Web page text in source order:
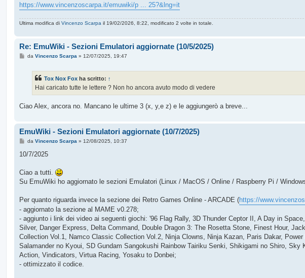
https://www.vincenzoscarpa.it/emuwiki/p ... 25?&lng=it
Ultima modifica di Vincenzo Scarpa il 19/02/2026, 8:22, modificato 2 volte in totale.
Re: EmuWiki - Sezioni Emulatori aggiornate (10/5/2025)
M
o
da Vincenzo Scarpa » 12/07/2025, 19:47
Tox Nox Fox ha scritto: ↑
Hai caricato tutte le lettere ? Non ho ancora avuto modo di vedere
Ciao Alex, ancora no. Mancano le ultime 3 (x, y,e z) e le aggiungerò a breve...
EmuWiki - Sezioni Emulatori aggiornate (10/7/2025)
M
s
g
i
da Vincenzo Scarpa» 12/08/2025, 10:37
10/7/2025
Ciao a tutti.
Su EmuWiki ho aggiornato le sezioni Emulatori (Linux / MacOS / Online / Raspberry Pi /
Per quanto riguarda invece la sezione dei Retro Games Online - ARCADE (https://
- aggiornato la sezione al MAME v0.278;
- aggiunto i link dei video ai seguenti giochi: '96 Flag Rally, 3D Thunder Ceptor II, A Day in
Silver, Danger Express, Delta Command, Double Dragon 3: The Rosetta Stone, Finest Hour,
Collection Vol.1, Namco Classic Collection Vol.2, Ninja Clowns, Ninja Kazan, Paris Dakar,
Salamander no Kyoui, SD Gundam Sangokushi Rainbow Tairiku Senki, Shikigami no Shiro,
Action, Vindicators, Virtua Racing, Yosaku to Donbei;
- ottimizzato il codice.